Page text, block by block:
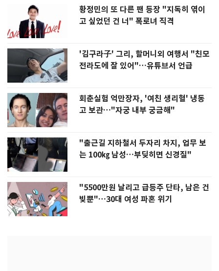
황정민의 또 다른 팬 등장 "지독히 엮이
고 싶었던 건 너" 폭로녀 직격
'김구라子' 그리, 할머니외 여행서 "친모
전라도에 잘 있어"…유튜브서 언급
회춘실험 억만장자, '여친 생리혈' 냉동
고 보관…"자궁 내부 궁금해"
"출근길 지하철서 두자리 차지, 업무 보
는 100㎏ 남성…부딪히면 신경질"
"5500만원 날리고 급등주 단타, 남은 건
빚뿐"…30대 여성 파혼 위기